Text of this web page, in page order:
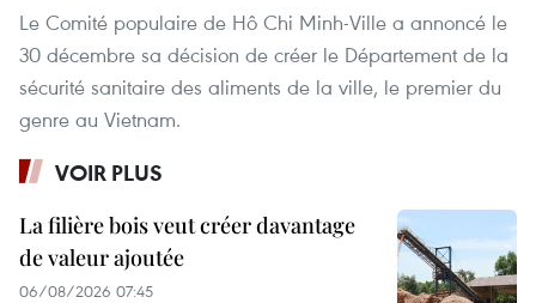
Le Comité populaire de Hô Chi Minh-Ville a annoncé le
30 décembre sa décision de créer le Département de la
sécurité sanitaire des aliments de la ville, le premier du
genre au Vietnam.
VOIR PLUS
La filière bois veut créer davantage
de valeur ajoutée
06/08/2026 07:45